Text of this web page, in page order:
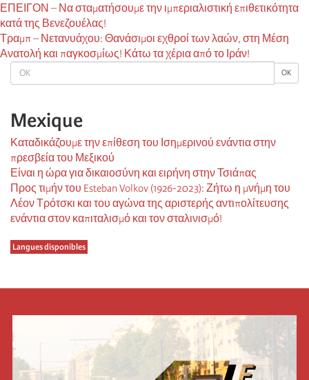
OK OK
Mexique
Καταδικάζουμε την επίθεση του Ισημερινού ενάντια στην
πρεσβεία του Μεξικού
Είναι η ώρα για δικαιοσύνη και ειρήνη στην Τσιάπας
Προς τιμήν του Esteban Volkov (1926-2023): Ζήτω η μνήμη του
Λέον Τρότσκι και του αγώνα της αριστερής αντιπολίτευσης
ενάντια στον καπιταλισμό και τον σταλινισμό!
Langues disponibles
ΕΠΕΙΓΟΝ – Να σταματήσουμε την ιμπεριαλιστική επιθετικότητα
κατά της Βενεζουέλας!
Τραμπ – Νετανυάχου: Θανάσιμοι εχθροί των λαών, στη Μέση
Ανατολή και παγκοσμίως! Κάτω τα χέρια από το Ιράν!